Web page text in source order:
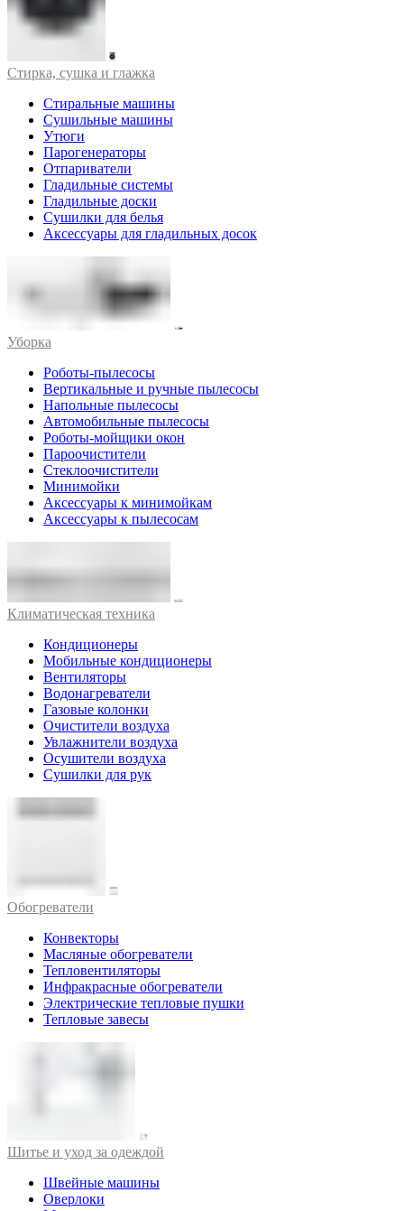
Стирка, сушка и глажка
Стиральные машины
Сушильные машины
Утюги
Парогенераторы
Отпариватели
Гладильные системы
Гладильные доски
Сушилки для белья
Аксессуары для гладильных досок
Уборка
Роботы-пылесосы
Вертикальные и ручные пылесосы
Напольные пылесосы
Автомобильные пылесосы
Роботы-мойщики окон
Пароочистители
Стеклоочистители
Минимойки
Аксессуары к минимойкам
Аксессуары к пылесосам
Климатическая техника
Кондиционеры
Мобильные кондиционеры
Вентиляторы
Водонагреватели
Газовые колонки
Очистители воздуха
Увлажнители воздуха
Осушители воздуха
Сушилки для рук
Обогреватели
Конвекторы
Масляные обогреватели
Тепловентиляторы
Инфракрасные обогреватели
Электрические тепловые пушки
Тепловые завесы
Шитье и уход за одеждой
Швейные машины
Оверлоки